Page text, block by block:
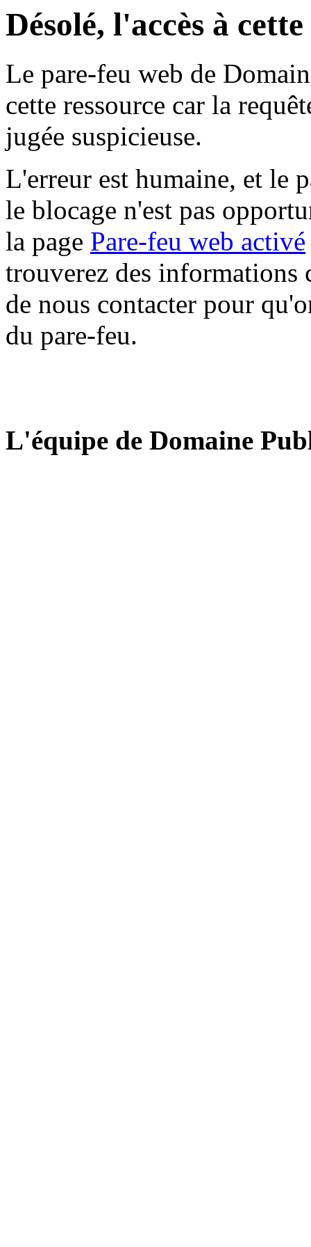
Désolé, l'accès à
Le pare-feu web de
cette ressource car la
jugée suspicieuse.
L'erreur est humaine, et le
le blocage n'est pas
la page Pare-feu web activé
trouverez des informations
de nous contacter pour
du pare-feu.
L'équipe de Domaine